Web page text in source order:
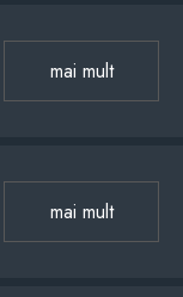
mai mult
mai mult